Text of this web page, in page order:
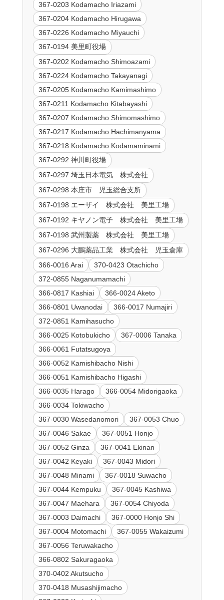
367-0203 Kodamacho Iriazami
367-0204 Kodamacho Hirugawa
367-0226 Kodamacho Miyauchi
367-0194 美里町役場
367-0202 Kodamacho Shimoazami
367-0224 Kodamacho Takayanagi
367-0205 Kodamacho Kamimashimo
367-0211 Kodamacho Kitabayashi
367-0207 Kodamacho Shimomashimo
367-0217 Kodamacho Hachimanyama
367-0218 Kodamacho Kodamaminami
367-0292 神川町役場
367-0297 埼玉日本電気 株式会社
367-0298 本庄市 児玉総合支所
367-0198 エーザイ 株式会社 美里工場
367-0192 キヤノン電子 株式会社 美里工場
367-0198 武州製薬 株式会社 美里工場
367-0296 大鵬薬品工業 株式会社 児玉倉庫
366-0016 Arai
370-0423 Otachicho
372-0855 Naganumamachi
366-0817 Kashiai
366-0024 Aketo
366-0801 Uwanodai
366-0017 Numajiri
372-0851 Kamihasucho
366-0025 Kotobukicho
367-0006 Tanaka
366-0061 Futatsugoya
366-0052 Kamishibacho Nishi
366-0051 Kamishibacho Higashi
366-0035 Harago
366-0054 Midorigaoka
366-0034 Tokiwacho
367-0030 Wasedanomori
367-0053 Chuo
367-0046 Sakae
367-0051 Honjo
367-0052 Ginza
367-0041 Ekinan
367-0042 Keyaki
367-0043 Midori
367-0048 Minami
367-0018 Suwacho
367-0044 Kempuku
367-0045 Kashiwa
367-0047 Maehara
367-0054 Chiyoda
367-0003 Daimachi
367-0000 Honjo Shi
367-0004 Motomachi
367-0055 Wakaizumi
367-0056 Teruwakacho
366-0802 Sakuragaoka
370-0402 Akutsucho
370-0418 Musashijimacho